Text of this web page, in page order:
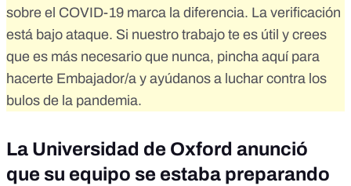
sobre el COVID-19 marca la diferencia. La verificación
está bajo ataque. Si nuestro trabajo te es útil y crees
que es más necesario que nunca, pincha aquí para
hacerte Embajador/a y ayúdanos a luchar contra los
bulos de la pandemia.
La Universidad de Oxford anunció
que su equipo se estaba preparando